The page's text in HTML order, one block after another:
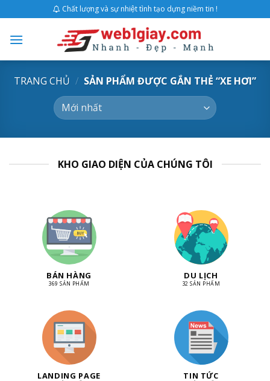
content
Chất lượng và sự nhiệt tình tạo dựng niềm tin !
TRANG CHỦ / SẢN PHẨM ĐƯỢC GẮN THẺ “XE HƠI”
KHO GIAO DIỆN CỦA CHÚNG TÔI
BÁN HÀNG
369 SẢN PHẨM
DU LỊCH
32 SẢN PHẨM
LANDING PAGE TIN TỨC